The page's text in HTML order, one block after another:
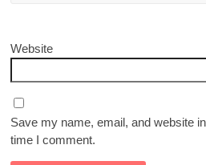
Website
Save my name, email, and website
time I comment.